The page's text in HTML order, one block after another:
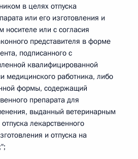
в целях отпуска
или его изготовления и
носителе или с согласия
представителя в форме
подписанного с
квалифицированной
медицинского работника, либо
формы, содержащий
препарата для
выданный ветеринарным
лекарственного
и отпуска на